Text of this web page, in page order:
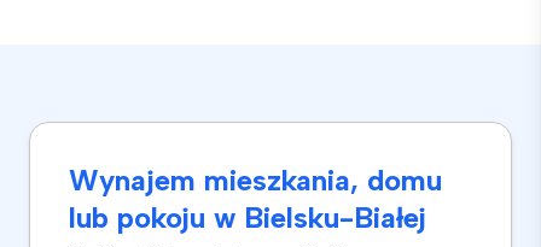
Wynajem mieszkania, domu
lub pokoju w Bielsku-Białej